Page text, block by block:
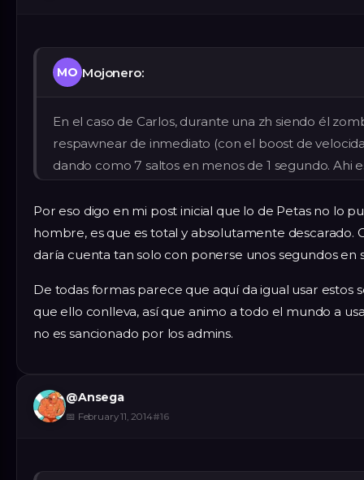
MO Mojonero:
En el caso de Carlos, durante una zh siendo él
respawnear de inmediato (con el boost de
dando como 7 saltos en menos de 1 segundo. Ahi
Por eso digo en mi post inicial que lo de Petas no lo
hombre, es que es total y absolutamente descarado.
daría cuenta tan solo con ponerse unos segundos en
De todas formas parece que aquí da igual usar estos
que ello conlleva, así que animo a todo el mundo a
no es sancionado por los admins.
@Ansega
📅 February 11, 2014#16